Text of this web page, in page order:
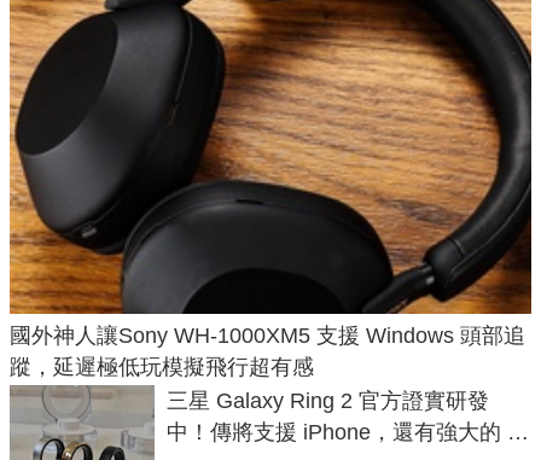
國外神人讓Sony WH-1000XM5 支援 Windows 頭部追
蹤，延遲極低玩模擬飛行超有感
三星 Galaxy Ring 2 官方證實研發
中！傳將支援 iPhone，還有強大的 AI